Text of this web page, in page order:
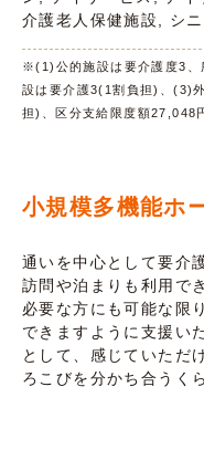
介護老人保健施設, シ
※(1)公的施設は要介護度3
設は要介護3(1割負担)、(3)
担)、区分支給限度額27,048
小規模多機能ホ
通いを中心として要介
訪問や泊まりも利用で
必要な方にも可能な限
できますように支援い
として、感じていただ
ろこびを分かち合うく